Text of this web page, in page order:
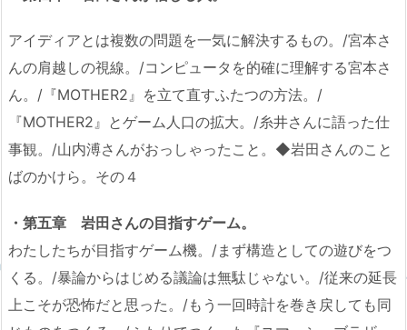
アイディアとは複数の問題を一気に解決するもの。/宮本さ
んの肩越しの視線。/コンピュータを的確に理解する宮本さ
ん。/『MOTHER2』を立て直すふたつの方法。/
『MOTHER2』とゲーム人口の拡大。/糸井さんに語った仕
事観。/山内溥さんがおっしゃったこと。◆岩田さんのこと
ばのかけら。その４
・第五章 岩田さんの目指すゲーム。
わたしたちが目指すゲーム機。/まず構造としての遊びをつ
くる。/暴論からはじめる議論は無駄じゃない。/従来の延長
上こそが恐怖だと思った。/もう一回時計を巻き戻しても同